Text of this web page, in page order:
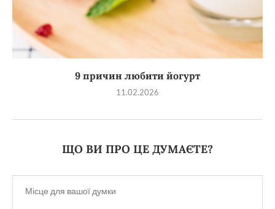
9 причин любити йогурт
11.02.2026
ЩО ВИ ПРО ЦЕ ДУМАЄТЕ?